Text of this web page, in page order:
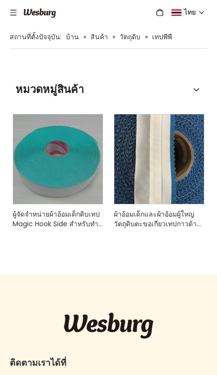
ไทย
สถานที่ตั้งปัจจุบัน: บ้าน » สินค้า » วัตถุดิบ » เทปพีพี
หมวดหมู่สินค้า
ผู้จัดจำหน่ายผ้าอ้อมเด็กดิบเทป
Magic Hook Side สำหรับทำ
ผ้าอ้อมเด็กและผ้าอ้อมผู้ใหญ่
วัตถุดิบตะขอเกี่ยวเทปกาวด้าน
ติดตามเราได้ที่